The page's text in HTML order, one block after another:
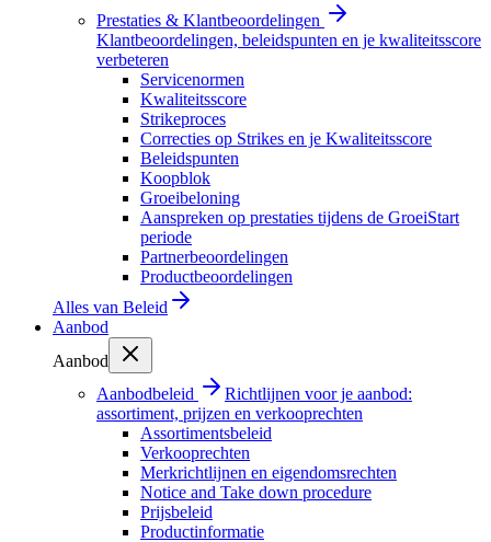
Prestaties & Klantbeoordelingen
Klantbeoordelingen, beleidspunten en je kwaliteitsscore
verbeteren
Servicenormen
Kwaliteitsscore
Strikeproces
Correcties op Strikes en je Kwaliteitsscore
Beleidspunten
Koopblok
Groeibeloning
Aanspreken op prestaties tijdens de GroeiStart
periode
Partnerbeoordelingen
Productbeoordelingen
Alles van Beleid
Aanbod
Aanbod
Aanbodbeleid
Richtlijnen voor je aanbod:
assortiment, prijzen en verkooprechten
Assortimentsbeleid
Verkooprechten
Merkrichtlijnen en eigendomsrechten
Notice and Take down procedure
Prijsbeleid
Productinformatie